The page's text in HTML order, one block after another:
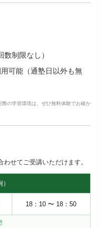
制限なし）
可能（通塾日以外も無
の学習環境は、ぜひ無料体験でお確か
せてご受講いただけます。
18：10 〜 18：50